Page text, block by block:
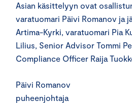
Asian käsittelyyn ovat
varatuomari Päivi Romanov ja
Artima-Kyrki, varatuomari Pia
Lilius, Senior Advisor Tommi
Compliance Officer Raija
Päivi